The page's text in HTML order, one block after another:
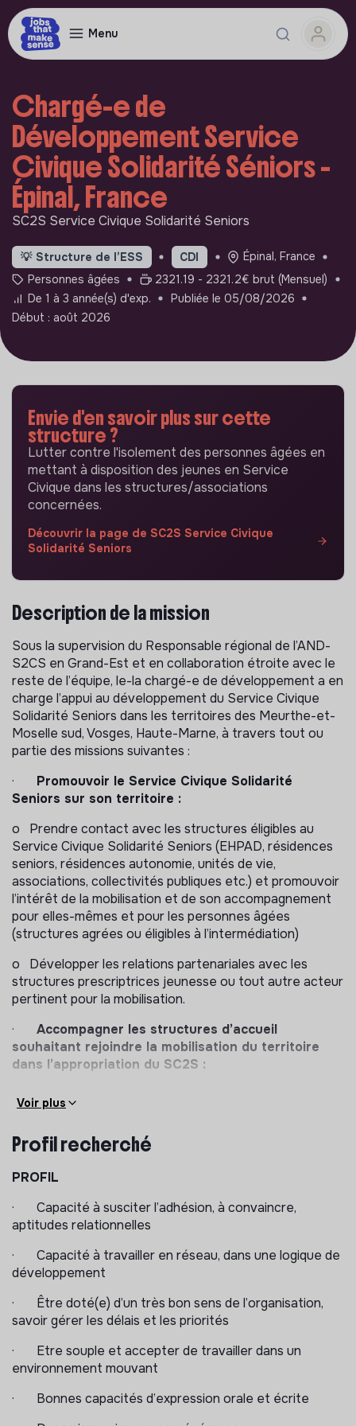
Menu
Chargé-e de
Développement Service
Civique Solidarité Séniors -
Épinal, France
SC2S Service Civique Solidarité Seniors
💡 Structure de l’ESS CDI
Épinal, France
Personnes âgées
2321.19 - 2321.2€ brut (Mensuel)
De 1 à 3 année(s) d'exp.
Publiée le 05/08/2026
Début : août 2026
Envie d'en savoir plus sur cette
structure ?
Lutter contre l'isolement des personnes âgées en
mettant à disposition des jeunes en Service
Civique dans les structures/associations
concernées.
Découvrir la page de SC2S Service Civique
Solidarité Seniors
Description de la mission
Sous la supervision du Responsable régional de l’AND-
S2CS en Grand-Est et en collaboration étroite avec le
reste de l’équipe, le-la chargé-e de développement a en
charge l’appui au développement du Service Civique
Solidarité Seniors dans les territoires des Meurthe-et-
Moselle sud, Vosges, Haute-Marne, à travers tout ou
partie des missions suivantes :
· Promouvoir le Service Civique Solidarité
Seniors sur son territoire :
o Prendre contact avec les structures éligibles au
Service Civique Solidarité Seniors (EHPAD, résidences
seniors, résidences autonomie, unités de vie,
associations, collectivités publiques etc.) et promouvoir
l’intérêt de la mobilisation et de son accompagnement
pour elles-mêmes et pour les personnes âgées
(structures agrées ou éligibles à l’intermédiation)
o Développer les relations partenariales avec les
structures prescriptrices jeunesse ou tout autre acteur
pertinent pour la mobilisation.
· Accompagner les structures d’accueil
souhaitant rejoindre la mobilisation du territoire
dans l’appropriation du SC2S :
o Accompagner les structures dans la définition des
missions à confier aux volontaires
o Apporter un soutien opérationnel en fonction des
accompagnement au tutorat en cas de difficultés), et
structures
les structures non agréées par l’Agence du Service
Civique qui le souhaitent
o S’assurer que les tuteurs des jeunes suivent les
formations officielles proposées par l’Agence du
Service Civique (FOA)
·S’assurer que les jeunes labellisés SC2S du
territoire bénéficient du matériel et du socle
commun Service Civique Solidarité Seniors(modules
Voir plus
Profil recherché
PROFIL
· Capacité à susciter l’adhésion, à convaincre,
aptitudes relationnelles
· Capacité à travailler en réseau, dans une logique de
développement
· Être doté(e) d’un très bon sens de l’organisation,
savoir gérer les délais et les priorités
· Etre souple et accepter de travailler dans un
environnement mouvant
· Bonnes capacités d’expression orale et écrite